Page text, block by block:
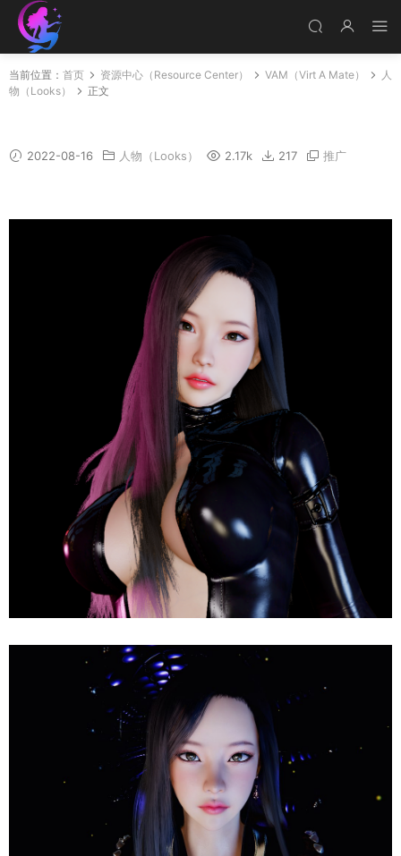
当前位置： 首页 资源中心（Resource Center） VAM（Virt A Mate）
人
物（Looks）
正文
2022-08-16 人物（Looks） 2.17k 217 推广